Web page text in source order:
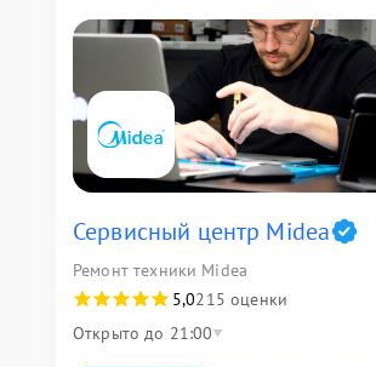
Сервисный центр Midea
Ремонт техники Midea
5,0215 оценки
Открыто до 21:00